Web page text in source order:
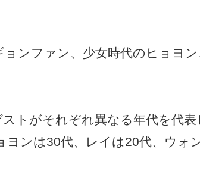
ンファン、少女時代のヒョヨ
トがそれぞれ異なる年代を代表
ヨンは30代、レイは20代、ウォ